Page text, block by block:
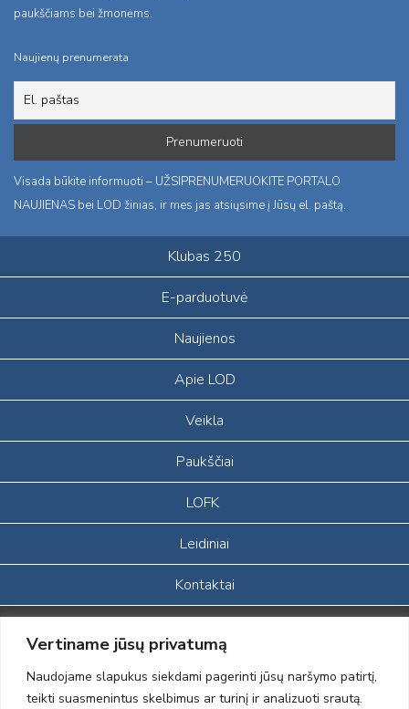
Vertiname jūsų privatumą
Naudojame slapukus siekdami pagerinti jūsų naršymo patirtį,
teikti suasmenintus skelbimus ar turinį ir analizuoti srautą.
paukščiams bei žmonėms.
Naujienų prenumerata
Visada būkite informuoti – UŽSIPRENUMERUOKITE PORTALO
NAUJIENAS bei LOD žinias, ir mes jas atsiųsime į Jūsų el. paštą.
Klubas 250
E-parduotuvė
Naujienos
Apie LOD
Veikla
Paukščiai
LOFK
Leidiniai
Kontaktai
Portalas sukurtas įgyvendinant Lietuvos Respublikos, Europos
ekonominės erdvės ir Norvegijos finansinių mechanizmų iš dalies
finansuojamą paprojektį
„LOD visuomeninės /gamtosauginės veiklos sustiprinimas ir įvaizdžio
formavimas įtraukiant visuomenę į aplinkosauginių tyrimų veiklą“